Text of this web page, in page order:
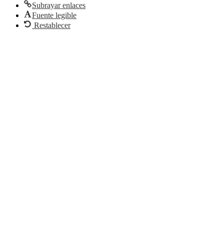
Subrayar enlaces
Fuente legible
Restablecer